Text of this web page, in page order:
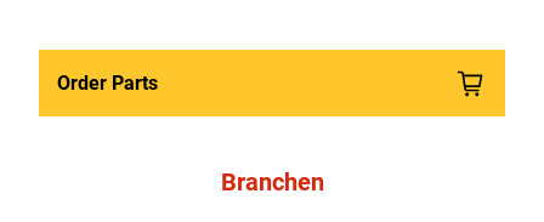
Order Parts
Branchen